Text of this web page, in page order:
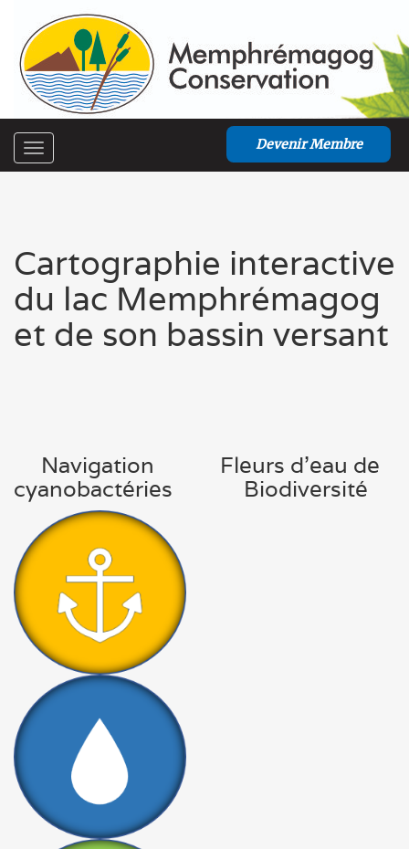
Devenir Membre
Toggle
navigation
Cartographie interactive
du lac Memphrémagog
et de son bassin versant
Navigation Fleurs d'eau de
cyanobactéries Biodiversité